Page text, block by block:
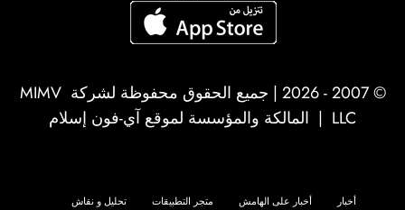
© 2007 - 2026 | جميع الحقوق محفوظة لشركة
MIMV
LLC | المالكة والمؤسسة لموقع آي-فون إسلام
أخبار أخبار على الهامش متجر التطبيقات
تحليل و نقاش